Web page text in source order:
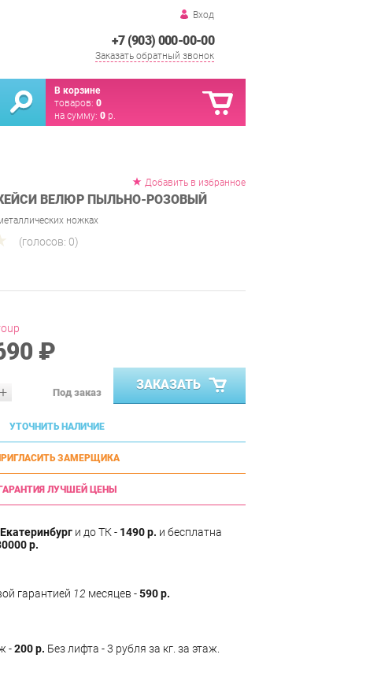
Вход
+7 (903) 000-00-00
Заказать обратный звонок
В корзине
товаров: 0
на сумму: 0 р.
Добавить в избранное
КЕЙСИ ВЕЛЮР ПЫЛЬНО-РОЗОВЫЙ
ножках
(голосов: 0)
₽
+ Под заказ
ЗАКАЗАТЬ
УТОЧНИТЬ НАЛИЧИЕ
ЗАМЕРЩИКА
ГАРАНТИЯ ЛУЧШЕЙ ЦЕНЫ
и до ТК - 1490 р. и бесплатна
р.
гарантией 12 месяцев -590 р.
-200 р. Без лифта - 3 рубля за кг. за этаж.